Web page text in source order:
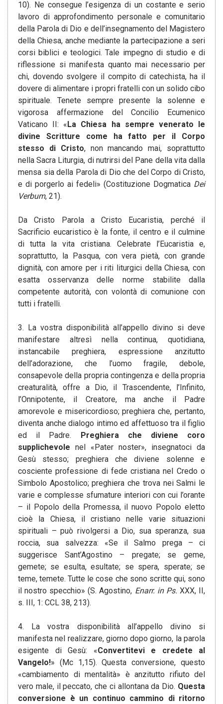
10). Ne consegue l’esigenza di un costante e serio
lavoro di approfondimento personale e comunitario
della Parola di Dio e dell’insegnamento del Magistero
della Chiesa, anche mediante la partecipazione a seri
corsi biblici e teologici. Tale impegno di studio e di
riflessione si manifesta quanto mai necessario per
chi, dovendo svolgere il compito di catechista, ha il
dovere di alimentare i propri fratelli con un solido cibo
spirituale. Tenete sempre presente la solenne e
vigorosa affermazione del Concilio Ecumenico
Vaticano II: « La Chiesa ha sempre venerato le
divine Scritture come ha fatto per il Corpo
stesso di Cristo, non mancando mai, soprattutto
nella Sacra Liturgia, di nutrirsi del Pane della vita dalla
mensa sia della Parola di Dio che del Corpo di Cristo,
e di porgerlo ai fedeli» (Costituzione Dogmatica Dei
Verbum, 21).
Da Cristo Parola a Cristo Eucaristia, perché il
Sacrificio eucaristico è la fonte, il centro e il culmine
di tutta la vita cristiana. Celebrate l’Eucaristia e,
soprattutto, la Pasqua, con vera pietà, con grande
dignità, con amore per i riti liturgici della Chiesa, con
esatta osservanza delle norme stabilite dalla
competente autorità, con volontà di comunione con
tutti i fratelli.
3. La vostra disponibilità all’appello divino si deve
manifestare altresì nella continua, quotidiana,
instancabile preghiera, espressione anzitutto
dell’adorazione, che l’uomo fragile, debole,
consapevole della propria contingenza e della propria
creaturalità, offre a Dio, il Trascendente, l’Infinito,
l’Onnipotente, il Creatore, ma anche il Padre
amorevole e misericordioso; preghiera che, pertanto,
diventa anche dialogo intimo ed affettuoso tra il figlio
ed il Padre.
Preghiera che diviene coro
supplichevole nel «Pater noster», insegnatoci da
Gesù stesso; preghiera che diviene solenne e
cosciente professione di fede cristiana nel Credo o
Simbolo Apostolico; preghiera che trova nei Salmi le
varie e complesse sfumature interiori con cui l’orante
– il Popolo della Promessa, il nuovo Popolo eletto
cioè la Chiesa, il cristiano nelle varie situazioni
spirituali – può rivolgersi a Dio, sua speranza, sua
roccia, sua salvezza: «Se il Salmo prega – ci
suggerisce Sant’Agostino – pregate; se geme,
gemete; se esulta, esultate; se spera, sperate; se
teme, temete. Tutte le cose che sono scritte qui, sono
il nostro specchio» (S. Agostino, Enarr. in Ps. XXX, II,
s. III, 1: CCL 38, 213).
4. La vostra disponibilità all’appello divino si
manifesta nel realizzare, giorno dopo giorno, la parola
esigente di Gesù: «Convertitevie credete al
Vangelo!» (Mc 1,15). Questa conversione, questo
«cambiamento di mentalità» è anzitutto rifiuto del
vero male, il peccato, che ci allontana da Dio. Questa
conversione è un continuo cammino di ritorno